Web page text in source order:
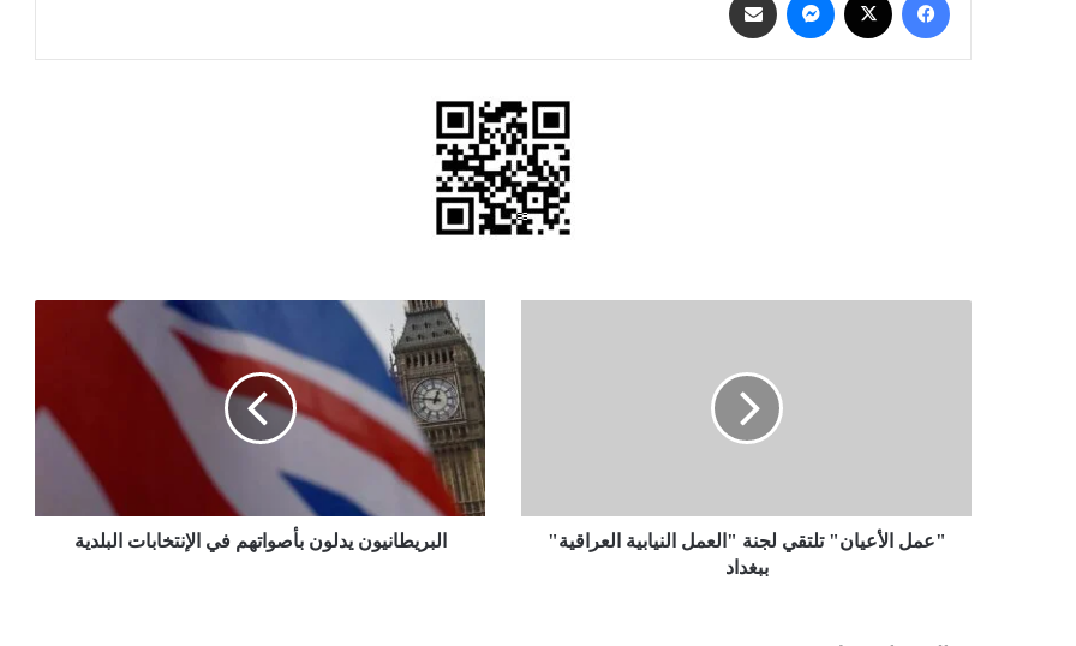
"عمل الأعيان" تلتقي لجنة "العمل النيابية العراقية"
ببغداد
البريطانيون
يدلون
بأصواتهم
في
الإنتخابات
البلدية
البريطانيون يدلون بأصواتهم في الإنتخابات البلدية